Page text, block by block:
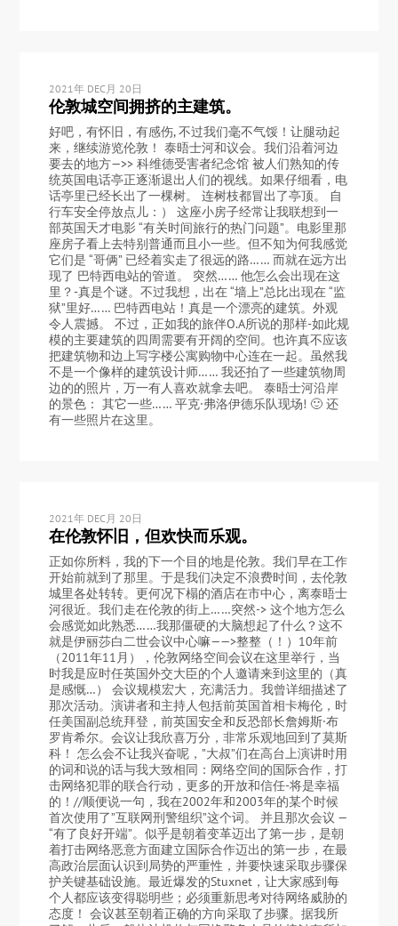
2021年 DEC月 20日
伦敦城空间拥挤的主建筑。
好吧，有怀旧，有感伤, 不过我们毫不气馁！让腿动起
来，继续游览伦敦！ 泰晤士河和议会。我们沿着河边
要去的地方—>> 科维德受害者纪念馆 被人们熟知的传
统英国电话亭正逐渐退出人们的视线。如果仔细看，电
话亭里已经长出了一棵树。 连树枝都冒出了亭顶。 自
行车安全停放点儿：） 这座小房子经常让我联想到一
部英国天才电影 “有关时间旅行的热门问题”。电影里那
座房子看上去特别普通而且小一些。但不知为何我感觉
它们是 “哥俩” 已经着实走了很远的路…… 而就在远方出
现了 巴特西电站的管道。 突然…… 他怎么会出现在这
里？-真是个谜。不过我想，出在 “墙上”总比出现在 “监
狱”里好…… 巴特西电站！真是一个漂亮的建筑。外观
令人震撼。 不过，正如我的旅伴O.A所说的那样-如此规
模的主要建筑的四周需要有开阔的空间。也许真不应该
把建筑物和边上写字楼公寓购物中心连在一起。虽然我
不是一个像样的建筑设计师…… 我还拍了一些建筑物周
边的的照片，万一有人喜欢就拿去吧。 泰晤士河沿岸
的景色： 其它一些…… 平克·弗洛伊德乐队现场! 🙂 还
有一些照片在这里。
2021年 DEC月 20日
在伦敦怀旧，但欢快而乐观。
正如你所料，我的下一个目的地是伦敦。我们早在工作
开始前就到了那里。于是我们决定不浪费时间，去伦敦
城里各处转转。更何况下榻的酒店在市中心，离泰晤士
河很近。我们走在伦敦的街上……突然-> 这个地方怎么
会感觉如此熟悉……我那僵硬的大脑想起了什么？这不
就是伊丽莎白二世会议中心嘛——>整整（！）10年前
（2011年11月），伦敦网络空间会议在这里举行，当
时我是应时任英国外交大臣的个人邀请来到这里的（真
是感慨…） 会议规模宏大，充满活力。我曾详细描述了
那次活动。演讲者和主持人包括前英国首相卡梅伦，时
任美国副总统拜登，前英国安全和反恐部长詹姆斯·布
罗肯希尔。会议让我欣喜万分，非常乐观地回到了莫斯
科！ 怎么会不让我兴奋呢，”大叔”们在高台上演讲时用
的词和说的话与我大致相同：网络空间的国际合作，打
击网络犯罪的联合行动，更多的开放和信任-将是幸福
的！//顺便说一句，我在2002年和2003年的某个时候
首次使用了”互联网刑警组织”这个词。 并且那次会议 —
“有了良好开端”。似乎是朝着变革迈出了第一步，是朝
着打击网络恶意方面建立国际合作迈出的第一步，在最
高政治层面认识到局势的严重性，并要快速采取步骤保
护关键基础设施。最近爆发的Stuxnet，让大家感到每
个人都应该变得聪明些；必须重新思考对待网络威胁的
态度！ 会议甚至朝着正确的方向采取了步骤。据我所